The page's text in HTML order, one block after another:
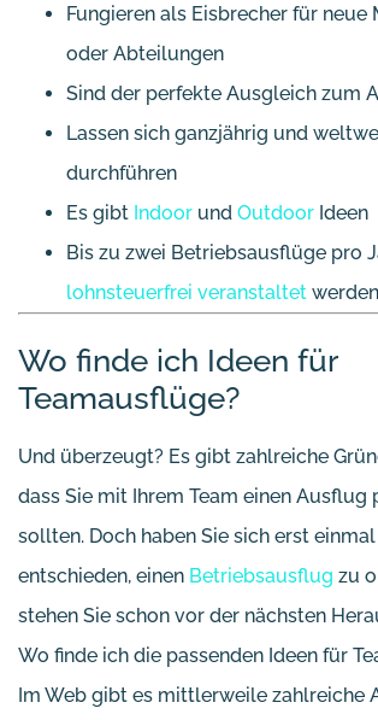
Fungieren als Eisbrecher für neue
oder Abteilungen
Sind der perfekte Ausgleich zum
Lassen sich ganzjährig und
durchführen
Es gibt Indoor und Outdoor Ideen
Bis zu zwei Betriebsausflüge pro
lohnsteuerfrei veranstaltet werden
Wo finde ich Ideen für
Teamausflüge?
Und überzeugt? Es gibt zahlreiche
dass Sie mit Ihrem Team einen Ausflug
sollten. Doch haben Sie sich erst
entschieden, einen Betriebsausflug zu
stehen Sie schon vor der nächsten
Wo finde ich die passenden Ideen für
Im Web gibt es mittlerweile zahlreiche